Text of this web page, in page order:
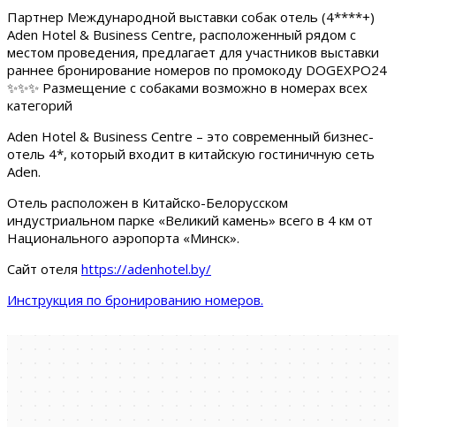
Партнер Международной выставки собак отель (4****+)
Aden Hotel & Business Centre, расположенный рядом с
местом проведения, предлагает для участников выставки
раннее бронирование номеров по промокоду DOGEXPO24
✨✨✨ Размещение с собаками возможно в номерах всех
категорий
Aden Hotel & Business Centre – это современный бизнес-
отель 4*, который входит в китайскую гостиничную сеть
Aden.
Отель расположен в Китайско-Белорусском
индустриальном парке «Великий камень» всего в 4 км от
Национального аэропорта «Минск».
Сайт отеля https://adenhotel.by/
Инструкция по бронированию номеров.